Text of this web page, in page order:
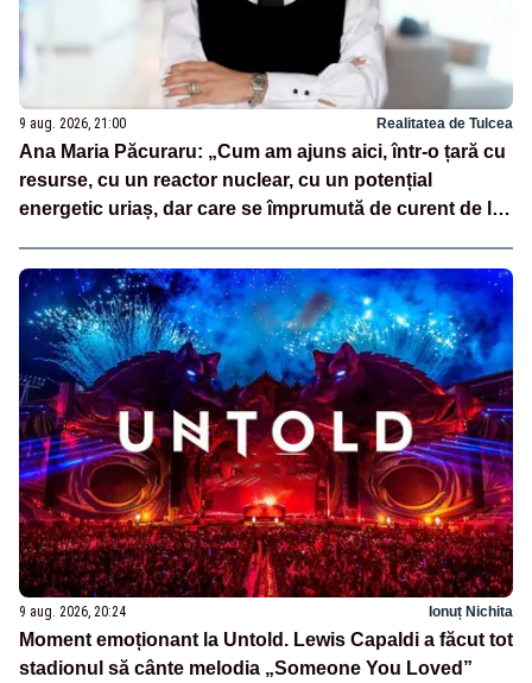
9 aug. 2026, 21:00 Realitatea de Tulcea
Ana Maria Păcuraru: „Cum am ajuns aici, într-o țară cu
resurse, cu un reactor nuclear, cu un potențial
energetic uriaș, dar care se împrumută de curent de la
9 aug. 2026, 20:24 Ionuț Nichita
Moment emoționant la Untold. Lewis Capaldi a făcut tot
stadionul să cânte melodia „Someone You Loved”